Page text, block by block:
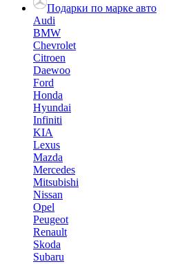
Подарки по марке авто
Audi
BMW
Chevrolet
Citroen
Daewoo
Ford
Honda
Hyundai
Infiniti
KIA
Lexus
Mazda
Mercedes
Mitsubishi
Nissan
Opel
Peugeot
Renault
Skoda
Subaru